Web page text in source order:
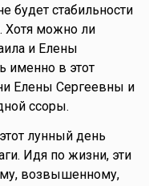
будет стабильности
Хотя можно ли
и Елены
именно в этот
Елены Сергеевны и
ссоры.
лунный день
Идя по жизни, эти
возвышенному,